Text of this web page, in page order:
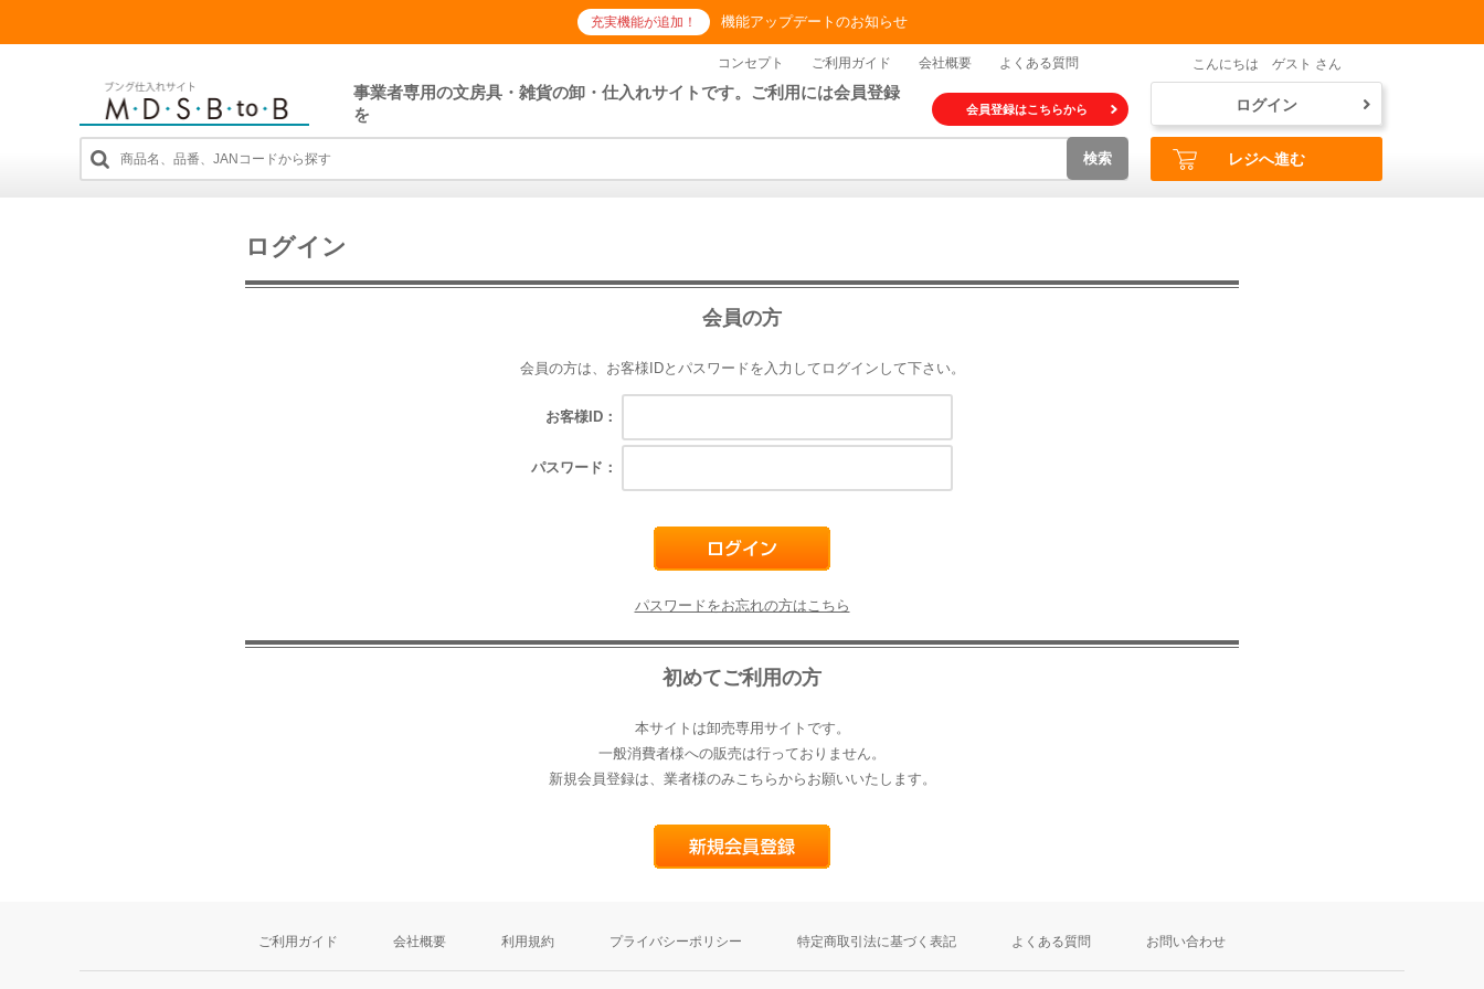
充実機能が追加！ 機能アップデートのお知らせ
コンセプト ご利用ガイド 会社概要 よくある質問
事業者専用の文房具・雑貨の卸・仕入れサイトです。ご利用には会員登録
を
会員登録はこちらから
検索
こんにちは ゲスト さん
ログイン
レジへ進む
ログイン
会員の方
会員の方は、お客様IDとパスワードを入力してログインして下さい。
お客様ID：
パスワード：
パスワードをお忘れの方はこちら
初めてご利用の方
本サイトは卸売専用サイトです。
一般消費者様への販売は行っておりません。
新規会員登録は、業者様のみこちらからお願いいたします。
ご利用ガイド 会社概要 利用規約 プライバシーポリシー 特定商取引法に基づく表記 よくある質問 お問い合わせ